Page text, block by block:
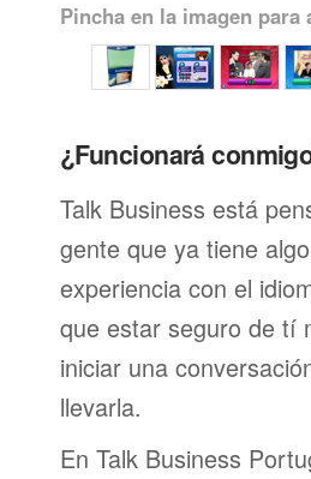
Pincha en la imagen para
¿Funcionará
Talk Business está
gente que ya tiene
experiencia con el
que estar seguro de tí
iniciar una
llevarla.
En Talk Business